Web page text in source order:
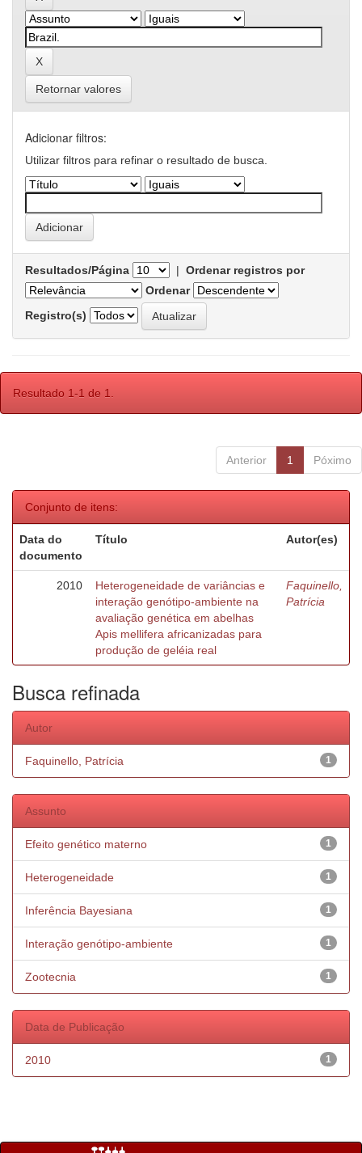
Retornar valores
Adicionar filtros:
Utilizar filtros para refinar o resultado de busca.
Resultados/Página | Ordenar registros por
Ordenar
Registro(s)
Resultado 1-1 de 1.
Anterior 1 Póximo
Conjunto de itens:
Data do
documento
Título Autor(es)
2010
Heterogeneidade de variâncias e
interação genótipo-ambiente na
avaliação genética em abelhas
Apis mellifera africanizadas para
produção de geléia real
Faquinello,
Patrícia
Busca refinada
Autor
1
Faquinello, Patrícia
Assunto
1
Efeito genético materno
1
Heterogeneidade
1
Inferência Bayesiana
1
Interação genótipo-ambiente
1
Zootecnia
Data de Publicação
1
2010